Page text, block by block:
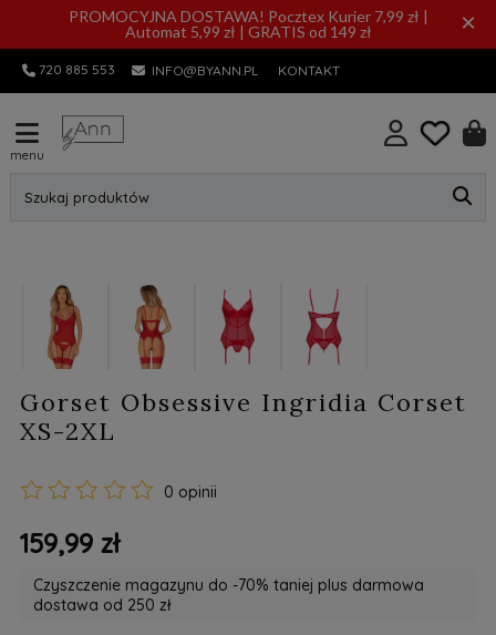
PROMOCYJNA DOSTAWA! Pocztex Kurier 7,99 zł |
Automat 5,99 zł | GRATIS od 149 zł
×
720 885 553 INFO@BYANN.PL KONTAKT
menu
Szukaj produktów
Gorset Obsessive Ingridia Corset
XS-2XL
0 opinii
159,99 zł
Czyszczenie magazynu do -70% taniej plus darmowa
dostawa od 250 zł